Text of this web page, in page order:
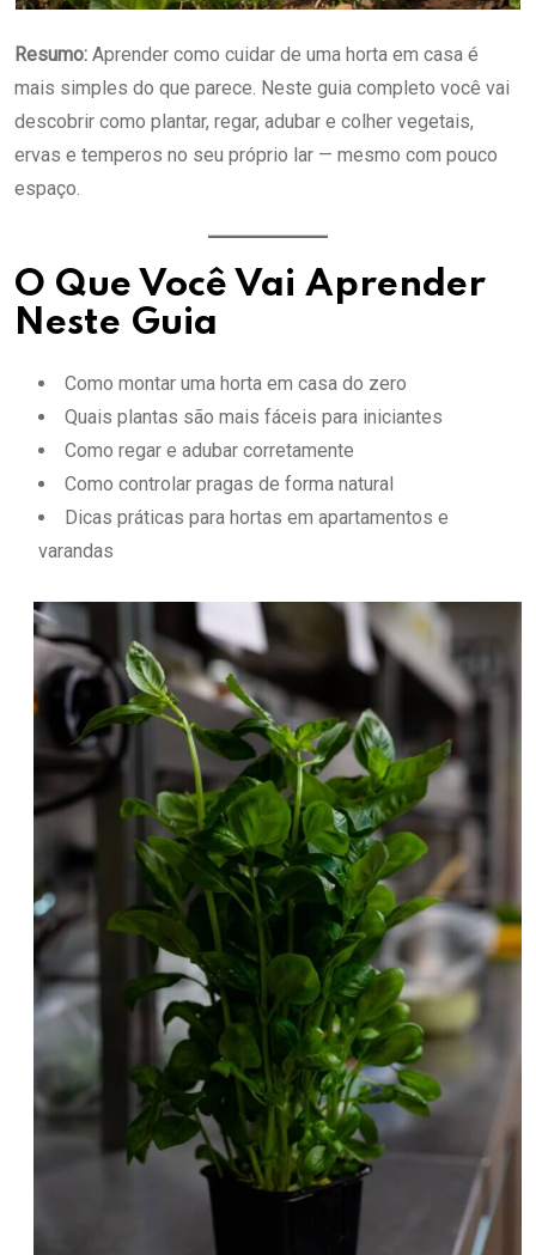
Resumo: Aprender como cuidar de uma horta em casa é
mais simples do que parece. Neste guia completo você vai
descobrir como plantar, regar, adubar e colher vegetais,
ervas e temperos no seu próprio lar — mesmo com pouco
espaço.
O Que Você Vai Aprender
Neste Guia
Como montar uma horta em casa do zero
Quais plantas são mais fáceis para iniciantes
Como regar e adubar corretamente
Como controlar pragas de forma natural
Dicas práticas para hortas em apartamentos e
varandas